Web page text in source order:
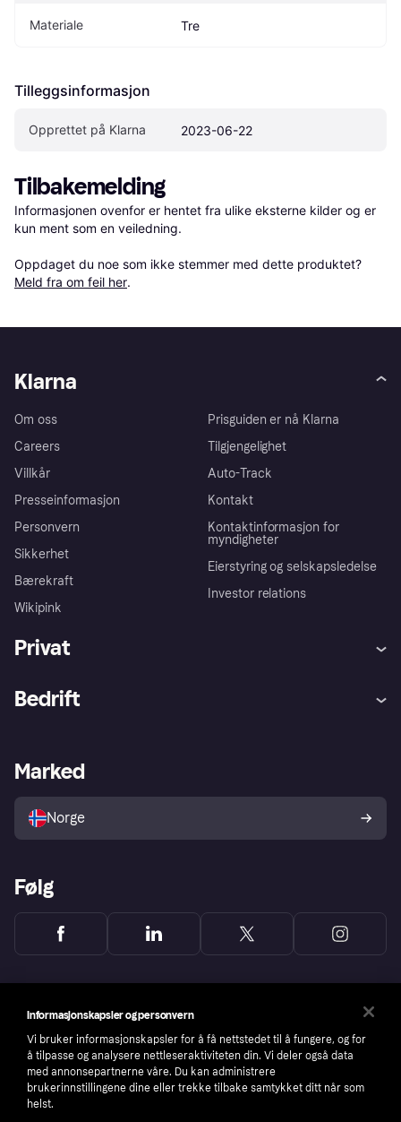
Materiale Tre
Tilleggsinformasjon
Opprettet på Klarna 2023-06-22
Tilbakemelding
Informasjonen ovenfor er hentet fra ulike eksterne kilder og er
kun ment som en veiledning.
Oppdaget du noe som ikke stemmer med dette produktet?
Meld fra om feil her.
Klarna
Om oss
Careers
Villkår
Presseinformasjon
Personvern
Sikkerhet
Bærekraft
Wikipink
Prisguiden er nå Klarna
Tilgjengelighet
Auto-Track
Kontakt
Kontaktinformasjon for
myndigheter
Eierstyring og selskapsledelse
Investor relations
Privat
Utforsk butikker
Bedrift
Merchant portal
Marked
Norge
Følg
Informasjonskapsler og personvern
Vi bruker informasjonskapsler for å få nettstedet til å fungere, og for
å tilpasse og analysere nettleseraktiviteten din. Vi deler også data
med annonsepartnerne våre. Du kan administrere
brukerinnstillingene dine eller trekke tilbake samtykket ditt når som
helst.